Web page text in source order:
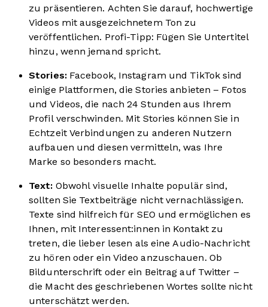
zu präsentieren. Achten Sie darauf, hochwertige
Videos mit ausgezeichnetem Ton zu
veröffentlichen. Profi-Tipp: Fügen Sie Untertitel
hinzu, wenn jemand spricht.
Stories: Facebook, Instagram und TikTok sind
einige Plattformen, die Stories anbieten – Fotos
und Videos, die nach 24 Stunden aus Ihrem
Profil verschwinden. Mit Stories können Sie in
Echtzeit Verbindungen zu anderen Nutzern
aufbauen und diesen vermitteln, was Ihre
Marke so besonders macht.
Text: Obwohl visuelle Inhalte populär sind,
sollten Sie Textbeiträge nicht vernachlässigen.
Texte sind hilfreich für SEO und ermöglichen es
Ihnen, mit Interessent:innen in Kontakt zu
treten, die lieber lesen als eine Audio-Nachricht
zu hören oder ein Video anzuschauen. Ob
Bildunterschrift oder ein Beitrag auf Twitter –
die Macht des geschriebenen Wortes sollte nicht
unterschätzt werden.